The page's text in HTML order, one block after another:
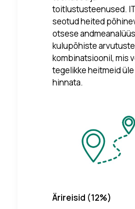
toitlustusteenused.
seotud heited
otsese
kulupõhiste arvutuste
kombinatsioonil, mis
tegelikke heitmeid üle
hinnata.
Ärireisid (12%)